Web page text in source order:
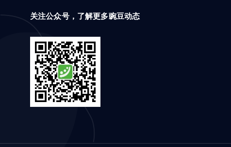
关注公众号，了解更多豌豆动态